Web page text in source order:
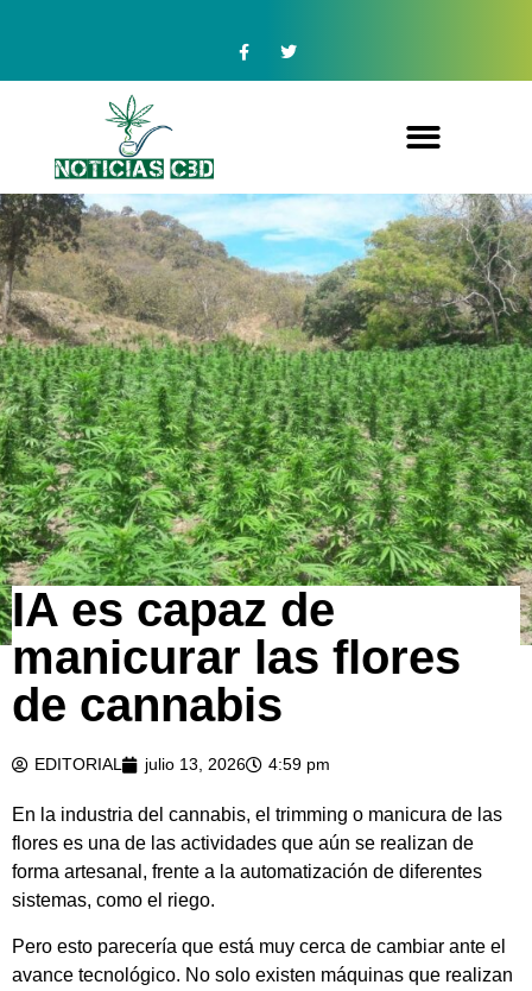
IA es capaz de
manicurar las flores
de cannabis
EDITORIAL julio 13, 2026 4:59 pm
En la industria del cannabis, el trimming o manicura de las
flores es una de las actividades que aún se realizan de
forma artesanal, frente a la automatización de diferentes
sistemas, como el riego.
Pero esto parecería que está muy cerca de cambiar ante el
avance tecnológico. No solo existen máquinas que realizan